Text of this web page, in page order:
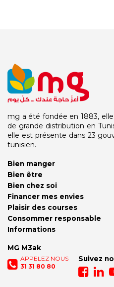
mg a été fondée en 1883,
de grande distribution en
elle est présente dans 23
tunisien.
Bien manger
Bien être
Bien chez soi
Financer mes envies
Plaisir des courses
MG M3ak
APPELEZ NOUS
31 31 80 80
Suivez
Consommer responsable
Informations